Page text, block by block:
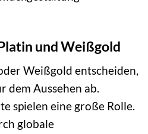
und Weißgold
Weißgold entscheiden,
dem Aussehen ab.
spielen eine große Rolle.
globale